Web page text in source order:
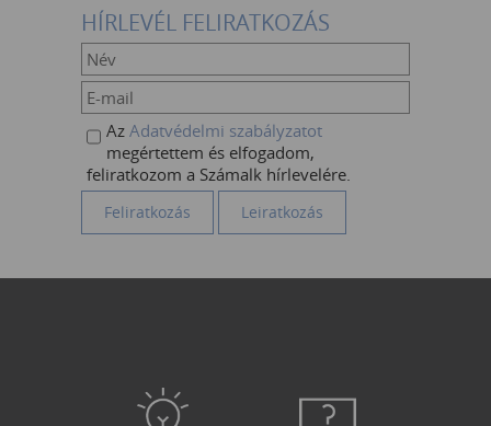
HÍRLEVÉL FELIRATKOZÁS
Az Adatvédelmi szabályzatot
megértettem és elfogadom,
feliratkozom a Számalk hírlevelére.